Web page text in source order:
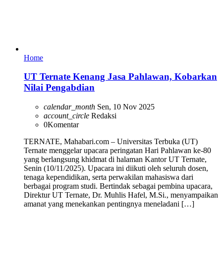
Home
UT Ternate Kenang Jasa Pahlawan, Kobarkan
Nilai Pengabdian
calendar_month Sen, 10 Nov 2025
account_circle Redaksi
0Komentar
TERNATE, Mahabari.com – Universitas Terbuka (UT)
Ternate menggelar upacara peringatan Hari Pahlawan ke-80
yang berlangsung khidmat di halaman Kantor UT Ternate,
Senin (10/11/2025). Upacara ini diikuti oleh seluruh dosen,
tenaga kependidikan, serta perwakilan mahasiswa dari
berbagai program studi. Bertindak sebagai pembina upacara,
Direktur UT Ternate, Dr. Muhlis Hafel, M.Si., menyampaikan
amanat yang menekankan pentingnya meneladani […]